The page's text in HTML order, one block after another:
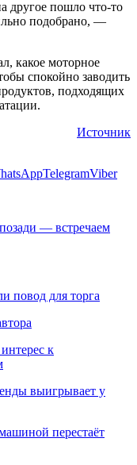
другое пошло что-то
подобрано, —
какое моторное
спокойно заводить
подходящих
Источник
TelegramViber
— встречаем
повод для торга
к
выигрывает у
перестаёт